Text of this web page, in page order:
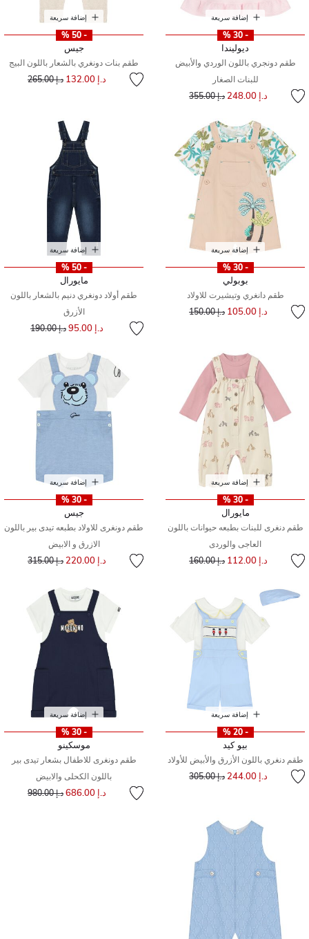
إضافة سريعة
- 30 %
ديوليندا
طقم دونجري باللون الوردي والأبيض
للبنات الصغار
د.إ 248.00 سعر مخفض مند.إ 355.00
إضافة سريعة
- 50 %
جيس
طقم بنات دونغري بالشعار باللون البيج
د.إ 132.00 سعر مخفض من
د.إ 265.00 إلى
إضافة سريعة
- 30 %
بوبولي
طقم دانغري وتيشيرت للاولاد
د.إ 105.00 سعر مخفض مند.إ 150.00
إضافة سريعة
- 50 %
مايورال
طقم أولاد دونغري دنيم بالشعار باللون
الأزرق
د.إ 95.00 سعر مخفض من
د.إ 190.00 إلى
إضافة سريعة
- 30 %
مايورال
طقم دنغرى للبنات بطبعه حيوانات باللون
العاجى والوردى
د.إ 112.00 سعر مخفض مند.إ 160.00
إضافة سريعة
- 30 %
جيس
طقم دونغرى للاولاد بطبعه تيدى بير باللون
الازرق و الابيض
د.إ 220.00 سعر مخفض من
د.إ 315.00 إلى
إضافة سريعة
- 20 %
بيو كيد
طقم دنغري باللون الأزرق والأبيض للأولاد
د.إ 244.00 سعر مخفض مند.إ 305.00
إضافة سريعة
- 30 %
موسكينو
طقم دونغرى للاطفال بشعار تيدى بير
باللون الكحلى والابيض
د.إ 686.00 سعر مخفض من
د.إ 980.00 إلى